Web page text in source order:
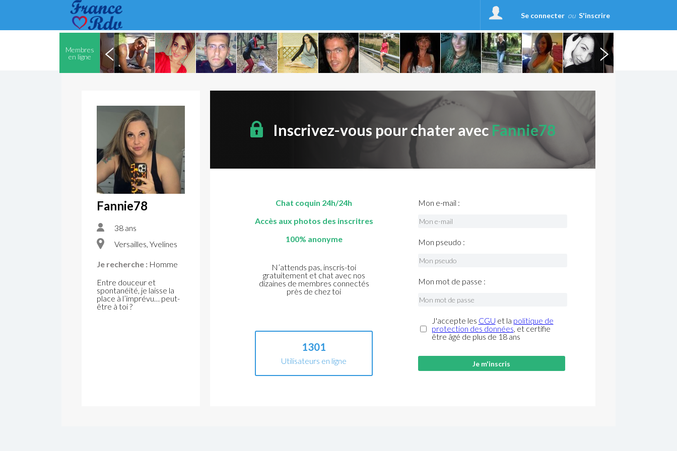
Se connecter ou S'inscrire
Membres
en ligne
Fannie78
38 ans
Versailles, Yvelines
Je recherche : Homme
Entre douceur et
spontanéité, je laisse la
place à l’imprévu… peut-
être à toi ?
Inscrivez-vous pour chater avec Fannie78
Chat coquin 24h/24h
Accès aux photos des inscritres
100% anonyme
N’attends pas, inscris-toi
gratuitement et chat avec nos
dizaines de membres connectés
près de chez toi
1301
Utilisateurs en ligne
Mon e-mail :
Mon pseudo :
Mon mot de passe :
J'accepte les CGU et la politique de
protection des données, et certifie
être âgé de plus de 18 ans